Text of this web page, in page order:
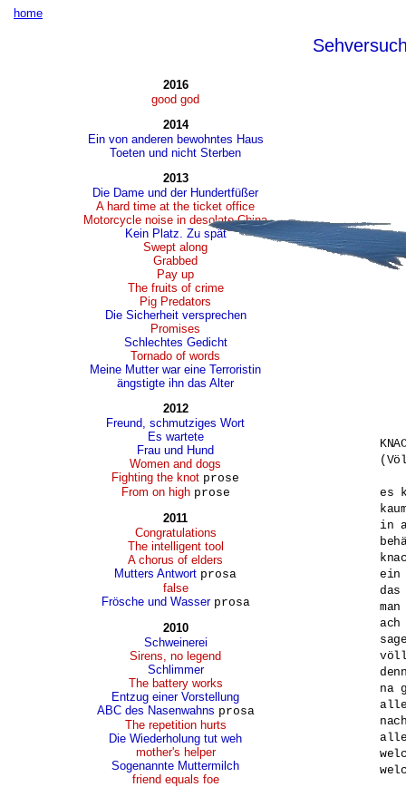
home
2016
good god
2014
Ein von anderen bewohntes Haus
Toeten und nicht Sterben
2013
Die Dame und der Hundertfüßer
A hard time at the ticket office
Motorcycle noise in desolate China
Kein Platz. Zu spät
Swept along
Grabbed
Pay up
The fruits of crime
Pig Predators
Die Sicherheit versprechen
Promises
Schlechtes Gedicht
Tornado of words
Meine Mutter war eine Terroristin
ängstigte ihn das Alter
2012
Freund, schmutziges Wort
Es wartete
Frau und Hund
Women and dogs
Fighting the knot prose
From on high prose
2011
Congratulations
The intelligent tool
A chorus of elders
Mutters Antwort prosa
false
Frösche und Wasser prosa
2010
Schweinerei
Sirens, no legend
Schlimmer
The battery works
Entzug einer Vorstellung
ABC des Nasenwahns prosa
The repetition hurts
Die Wiederholung tut weh
mother's helper
Sogenannte Muttermilch
friend equals foe
es
in
ein
ach
na